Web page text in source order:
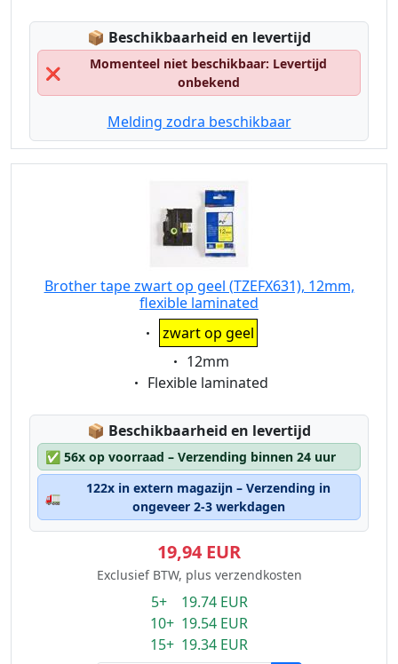
📦 Lagerstatus:
Beschikbaarheid en levertijd
❌
Momenteel niet beschikbaar: Levertijd
onbekend
Melding zodra beschikbaar
Brother tape zwart op geel (TZEFX631), 12mm,
flexible laminated
Eigenschaft:
zwart op geel
Eigenschaft:
12mm
Eigenschaft:
Flexible laminated
📦 Lagerstatus:
Beschikbaarheid en levertijd
✅ 56x op voorraad – Verzending binnen 24 uur
🚛
122x in extern magazijn – Verzending in
ongeveer 2-3 werkdagen
19,94 EUR
Exclusief BTW, plus verzendkosten
5+ 19.74 EUR
10+ 19.54 EUR
15+ 19.34 EUR